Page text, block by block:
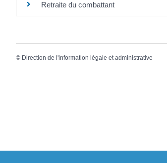
Retraite du combattant
© Direction de l'information légale et administrative